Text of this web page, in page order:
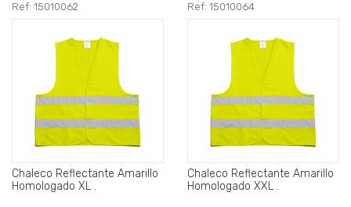
Ref: 15010062
Chaleco Reflectante Amarillo
Homologado XL .
Ref: 15010064
Chaleco Reflectante Amarillo
Homologado XXL .